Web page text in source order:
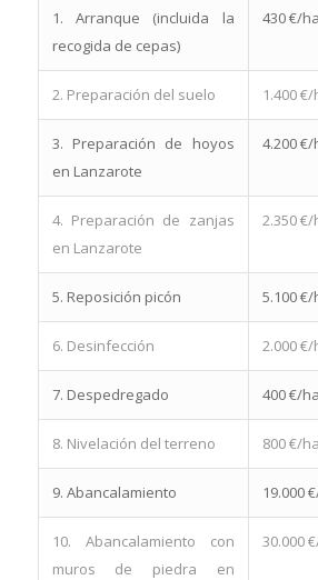
1. Arranque (incluida la
recogida de cepas)
430 €/ha
2. Preparación del suelo 1.400
3. Preparación de hoyos
en Lanzarote
4.200 €/
4. Preparación de zanjas
en Lanzarote
2.350 €/
5. Reposición picón 5.100 €/
6. Desinfección 2.000 €/
7. Despedregado 400 €/ha
8. Nivelación del terreno 800 €/ha
9. Abancalamiento 19.000
10. Abancalamiento con
muros de piedra en
30.000